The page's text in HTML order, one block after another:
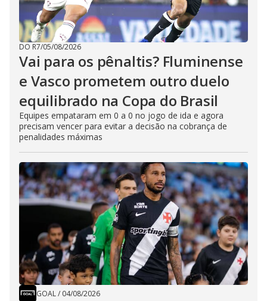
DO R7/05/08/2026
Vai para os pênaltis? Fluminense
e Vasco prometem outro duelo
equilibrado na Copa do Brasil
Equipes empataram em 0 a 0 no jogo de ida e agora
precisam vencer para evitar a decisão na cobrança de
penalidades máximas
GOAL/ 04/08/2026